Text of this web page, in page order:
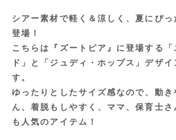
シアー素材で軽く＆涼しく、夏にぴ
登場！
こちらは『ズートピア』に登場する「
ド」と「ジュディ・ホップス」デザ
す。
ゆったりとしたサイズ感なので、動き
ん、着脱もしやすく、ママ、保育士さ
も人気のアイテム！